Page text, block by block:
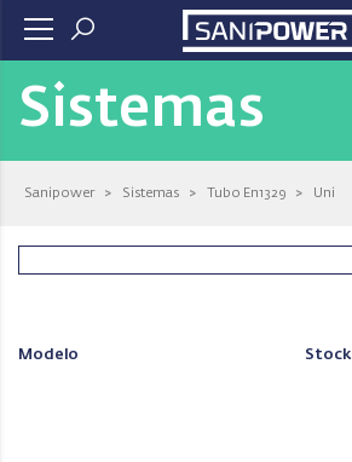
Sistemas
Sanipower > Sistemas > Tubo En1329 > Uni
Modelo Stock